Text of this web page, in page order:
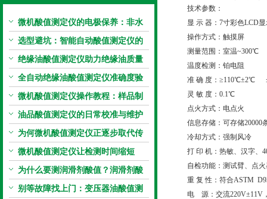
微机酸值测定仪的电极保养：非水
电极的清洗与活化方法
选型避坑：智能自动酸值测定仪的
加热功率与萃取时间关系
绝缘油酸值测定仪助力绝缘油质量
把控，降低设备故障
全自动绝缘油酸值测定仪准确度验
证：标准物质标定步骤
微机酸值测定仪操作教程：样品制
备、参数设置与结果解读
油品酸值测定仪的日常校准与维护
流程
为何微机酸值测定仪正逐步取代传
统手动滴定法？
微机酸值测定仪让检测时间缩短
50%
为什么要测润滑剂酸值？润滑剂酸
值测定法告诉你答案
别等故障找上门：变压器油酸值测
技术参数：
显 示 器：7寸彩色LCD
操作方式：触摸
测量范围：室温~300℃
温度检测：铂电阻
准 确 度：≥110℃±2℃
灵 敏 度：0.1℃
点火方式：电点火
信息存储：可存储20000
冷却方式：强制风冷
打 印 机：热敏、汉字、
自检功能：测试臂、点
重 复 性：符合ASTM
电 源：交流220V±11V